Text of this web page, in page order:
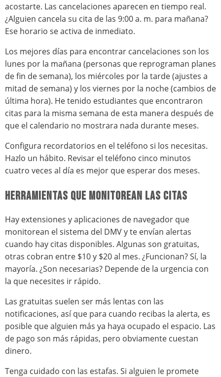
acostarte. Las cancelaciones aparecen en tiempo real.
¿Alguien cancela su cita de las 9:00 a. m. para mañana?
Ese horario se activa de inmediato.
Los mejores días para encontrar cancelaciones son los
lunes por la mañana (personas que reprograman planes
de fin de semana), los miércoles por la tarde (ajustes a
mitad de semana) y los viernes por la noche (cambios de
última hora). He tenido estudiantes que encontraron
citas para la misma semana de esta manera después de
que el calendario no mostrara nada durante meses.
Configura recordatorios en el teléfono si los necesitas.
Hazlo un hábito. Revisar el teléfono cinco minutos
cuatro veces al día es mejor que esperar dos meses.
HERRAMIENTAS QUE MONITOREAN LAS CITAS
Hay extensiones y aplicaciones de navegador que
monitorean el sistema del DMV y te envían alertas
cuando hay citas disponibles. Algunas son gratuitas,
otras cobran entre $10 y $20 al mes. ¿Funcionan? Sí, la
mayoría. ¿Son necesarias? Depende de la urgencia con
la que necesites ir rápido.
Las gratuitas suelen ser más lentas con las
notificaciones, así que para cuando recibas la alerta, es
posible que alguien más ya haya ocupado el espacio. Las
de pago son más rápidas, pero obviamente cuestan
dinero.
Tenga cuidado con las estafas. Si alguien le promete